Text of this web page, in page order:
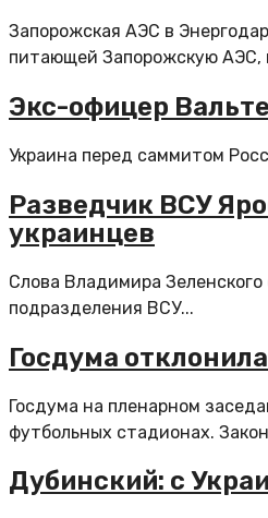
Запорожская АЭС в
питающей Запорожскую АЭС,
Экс-офицер
Украина перед саммитом
Разведчик ВСУ
украинцев
Слова Владимира
подразделения ВСУ...
Госдума
Госдума на пленарном
футбольных стадионах.
Дубинский: с